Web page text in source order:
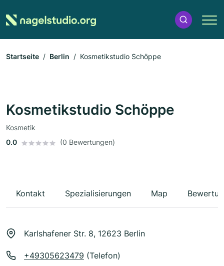
Startseite Berlin Kosmetikstudio Schöppe
Kosmetikstudio Schöppe
Kosmetik
0.0
(0 Bewertungen)
Kontakt Spezialisierungen Map
Karlshafener Str. 8, 12623 Berlin
+49305623479 (Telefon)